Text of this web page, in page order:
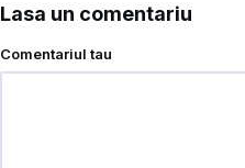
Lasa un comentariu
Comentariul tau